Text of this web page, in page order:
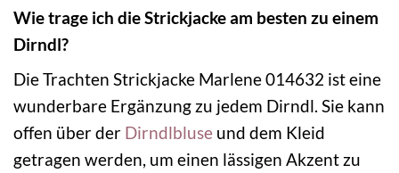
Wie trage ich die Strickjacke am besten zu einem
Dirndl?
Die Trachten Strickjacke Marlene 014632 ist eine
wunderbare Ergänzung zu jedem Dirndl. Sie kann
offen über der Dirndlbluse und dem Kleid
getragen werden, um einen lässigen Akzent zu